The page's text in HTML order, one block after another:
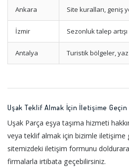
Ankara Site kuralları, geniş
İzmir Sezonluk talep artışı
Antalya Turistik bölgeler,
Uşak Teklif Almak İçin İletişime Geçin
Uşak Parça eşya taşıma hizmeti
veya teklif almak için bizimle iletişime
sitemizdeki iletişim formunu
firmalarla irtibata geçebilirsiniz.